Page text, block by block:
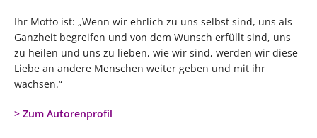
Ihr Motto ist: „Wenn wir ehrlich zu uns selbst sind, uns als
Ganzheit begreifen und von dem Wunsch erfüllt sind, uns
zu heilen und uns zu lieben, wie wir sind, werden wir diese
Liebe an andere Menschen weiter geben und mit ihr
wachsen.“
> Zum Autorenprofil